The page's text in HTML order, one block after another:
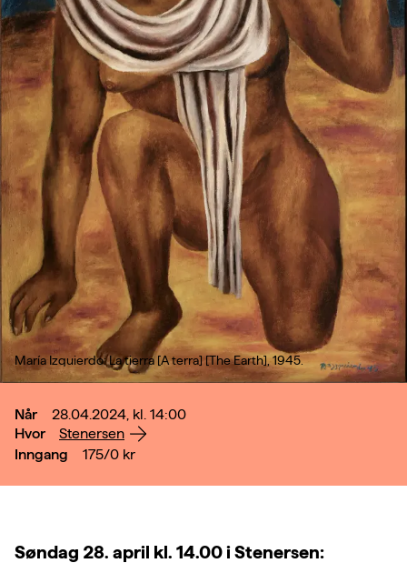
María Izquierdo: La tierra [A terra] [The Earth], 1945.
Når
28.04.2024, kl. 14:00
Hvor
Stenersen
Inngang
175/0 kr
Søndag 28. april kl. 14.00 i Stenersen: